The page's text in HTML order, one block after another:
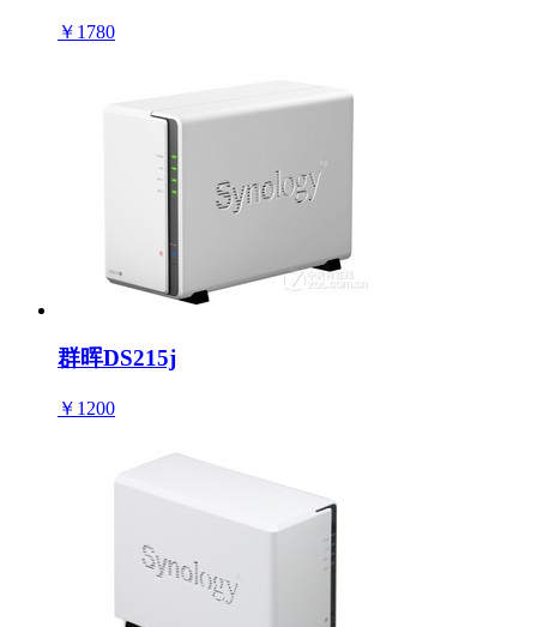
￥1780
群晖DS215j
￥1200